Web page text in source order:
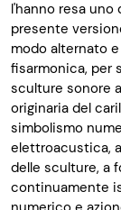
l'hanno resa uno
presente
modo alternato
fisarmonica, per
sculture sonore
originaria del
simbolismo
elettroacustica,
delle sculture, a
continuamente